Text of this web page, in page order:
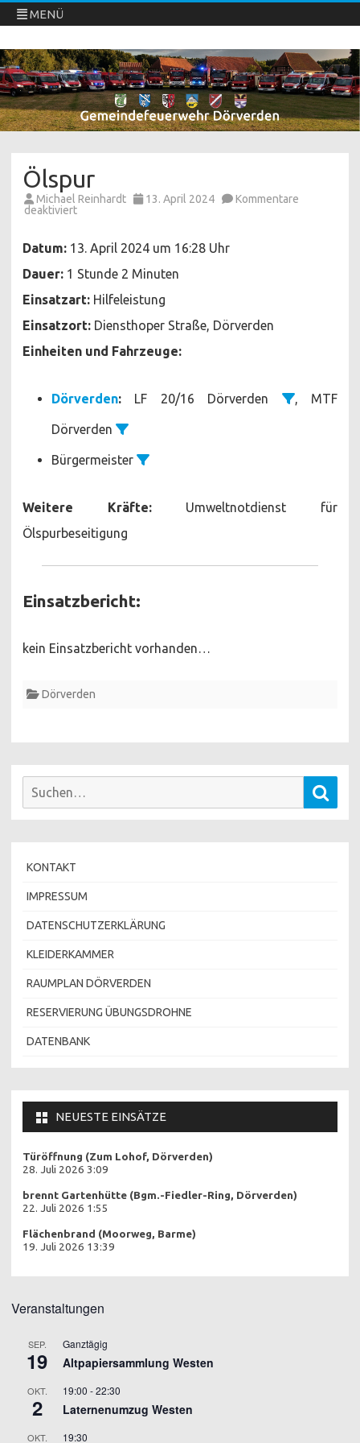
MENÜ
Freiwillige Feuerwehren Dörverden
Direkt
zum
Inhalt
springen
Ölspur
Michael Reinhardt 13. April 2024
Kommentare
deaktiviertfür
Datum: 13. April 2024 um 16:28 Uhr
Dauer: 1 Stunde 2 Minuten
Einsatzart: Hilfeleistung
Einsatzort: Diensthoper Straße, Dörverden
Einheiten und Fahrzeuge:
Dörverden: LF 20/16 Dörverden , MTF
Dörverden
Bürgermeister
Weitere Kräfte:Umweltnotdienst für
Ölspurbeseitigung
Einsatzbericht:
kein Einsatzbericht vorhanden…
Dörverden
Suchen
KONTAKT
IMPRESSUM
DATENSCHUTZERKLÄRUNG
KLEIDERKAMMER
RAUMPLAN DÖRVERDEN
RESERVIERUNG ÜBUNGSDROHNE
DATENBANK
NEUESTE EINSÄTZE
Türöffnung (Zum Lohof, Dörverden)
28. Juli 2026 3:09
brennt Gartenhütte (Bgm.-Fiedler-Ring, Dörverden)
22. Juli 2026 1:55
Flächenbrand (Moorweg, Barme)
19. Juli 2026 13:39
Veranstaltungen
SEP.
19
Ganztägig
Altpapiersammlung Westen
OKT.
2
19:00 -22:30
Laternenumzug Westen
OKT. 19:30